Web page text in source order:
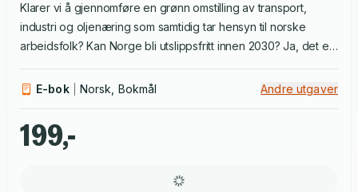
Klarer vi å gjennomføre en grønn omstilling av transport,
industri og oljenæring som samtidig tar hensyn til norske
arbeidsfolk? Kan Norge bli utslippsfritt innen 2030? Ja, det er
Kloden brenner viser han at vi allerede har teknologien som
Norge kan oppnå sine klimaforpliktelser og få til en grønn
omstilling som tar hensyn til næringsliv og arbeidsplasser.
kreves. Holmås lanserer et radikalt program med konkrete
E-bok Norsk, Bokmål Andre utgaver
199,-